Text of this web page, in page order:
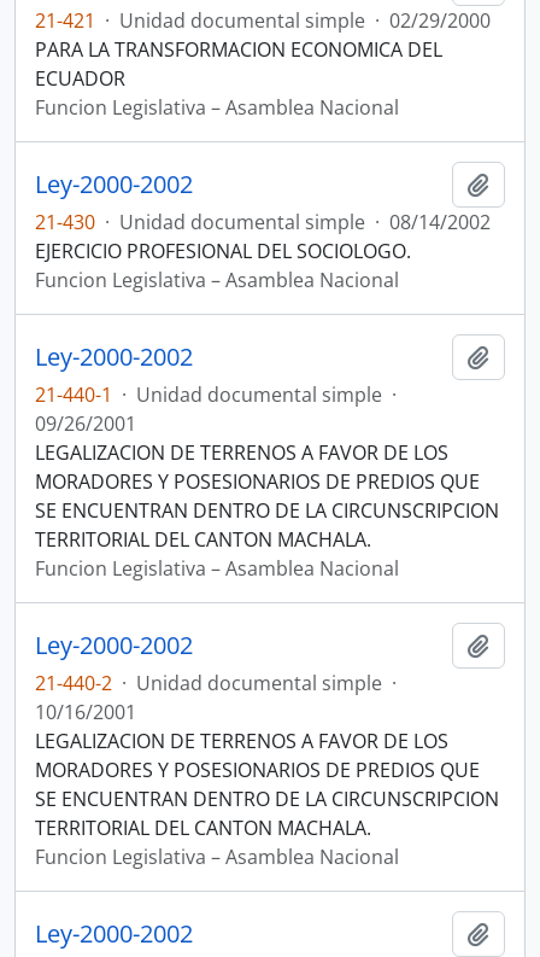
21-421 · Unidad documental simple · 02/29/2000
PARA LA TRANSFORMACION ECONOMICA DEL
ECUADOR
Funcion Legislativa – Asamblea Nacional
Ley-2000-2002
21-430 · Unidad documental simple · 08/14/2002
EJERCICIO PROFESIONAL DEL SOCIOLOGO.
Funcion Legislativa – Asamblea Nacional
Ley-2000-2002
21-440-1 · Unidad documental simple ·
09/26/2001
LEGALIZACION DE TERRENOS A FAVOR DE LOS
MORADORES Y POSESIONARIOS DE PREDIOS QUE
SE ENCUENTRAN DENTRO DE LA CIRCUNSCRIPCION
TERRITORIAL DEL CANTON MACHALA.
Funcion Legislativa – Asamblea Nacional
Ley-2000-2002
21-440-2 · Unidad documental simple ·
10/16/2001
LEGALIZACION DE TERRENOS A FAVOR DE LOS
MORADORES Y POSESIONARIOS DE PREDIOS QUE
SE ENCUENTRAN DENTRO DE LA CIRCUNSCRIPCION
TERRITORIAL DEL CANTON MACHALA.
Funcion Legislativa – Asamblea Nacional
Ley-2000-2002